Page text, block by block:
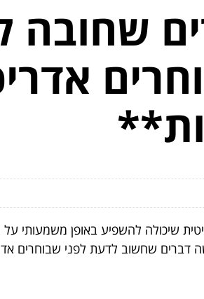
שיכולה להשפיע באופן משמעותי
דברים שחשוב לדעת לפני שבוחרים